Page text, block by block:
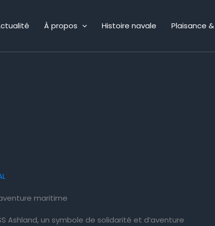
À propos Histoire navale Plaisance
maritime
Ashland, un symbole de solidarité et d’aventure